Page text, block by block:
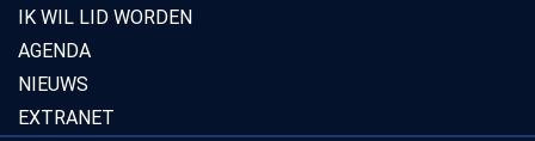
IK WIL LID WORDEN
AGENDA
NIEUWS
EXTRANET